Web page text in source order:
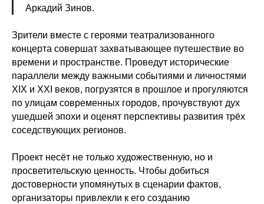
Аркадий Зинов.
Зрители вместе с героями театрализованного
концерта совершат захватывающее путешествие во
времени и пространстве. Проведут исторические
параллели между важными событиями и личностями
XIX и XXI веков, погрузятся в прошлое и прогуляются
по улицам современных городов, прочувствуют дух
ушедшей эпохи и оценят перспективы развития трёх
соседствующих регионов.
Проект несёт не только художественную, но и
просветительскую ценность. Чтобы добиться
достоверности упомянутых в сценарии фактов,
организаторы привлекли к его созданию